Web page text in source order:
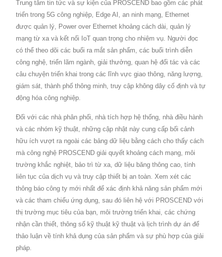
Động Hiệu Quả Và Liên Tục Của Các Ứng
Dụng IoT. PROSCEND Đã Gây Ấn Tượng
Mạnh Với Khách Tham Quan Tại
Embedded World 2019 Với Khả Năng
Phần Cứng Và Phần Mềm Mạnh Mẽ Của
Trung tâm tin tức và sự kiện của PROSCEND bao gồm các phát
triển trong 5G công nghiệp, Edge AI, an ninh mạng, Ethernet
được quản lý, Power over Ethernet khoảng cách dài, quản lý
mạng từ xa và kết nối IoT quan trọng cho nhiệm vụ. Người đọc
có thể theo dõi các buổi ra mắt sản phẩm, các buổi trình diễn
công nghệ, triển lãm ngành, giải thưởng, quan hệ đối tác và các
câu chuyện triển khai trong các lĩnh vực giao thông, năng lượng,
giám sát, thành phố thông minh, truy cập không dây cố định và tự
động hóa công nghiệp.
Đối với các nhà phân phối, nhà tích hợp hệ thống, nhà điều hành
và các nhóm kỹ thuật, những cập nhật này cung cấp bối cảnh
hữu ích vượt ra ngoài các bảng dữ liệu bằng cách cho thấy cách
mà công nghệ PROSCEND giải quyết khoảng cách mạng, môi
trường khắc nghiệt, bảo trì từ xa, dữ liệu băng thông cao, tính
liên tục của dịch vụ và truy cập thiết bị an toàn. Xem xét các
thông báo công ty mới nhất để xác định khả năng sản phẩm mới
và các tham chiếu ứng dụng, sau đó liên hệ với PROSCEND với
thị trường mục tiêu của bạn, môi trường triển khai, các chứng
nhận cần thiết, thông số kỹ thuật kỹ thuật và lịch trình dự án để
thảo luận về tính khả dụng của sản phẩm và sự phù hợp của giải
pháp.